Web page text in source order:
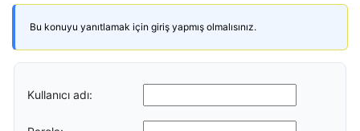
Bu konuyu yanıtlamak için giriş yapmış olmalısınız.
Kullanıcı adı: